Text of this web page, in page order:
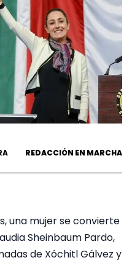
REDACCIÓN EN MARCHA
una mujer se convierte
Sheinbaum Pardo,
de Xóchitl Gálvez y